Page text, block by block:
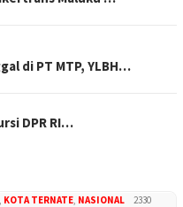
di PT MTP, YLBH…
DPR RI…
, KOTA TERNATE, NASIONAL
2330